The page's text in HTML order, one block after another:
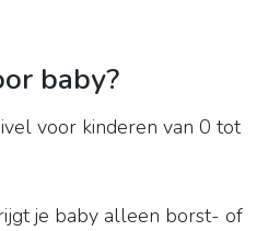
baby?
voor kinderen van 0 tot
je baby alleen borst- of